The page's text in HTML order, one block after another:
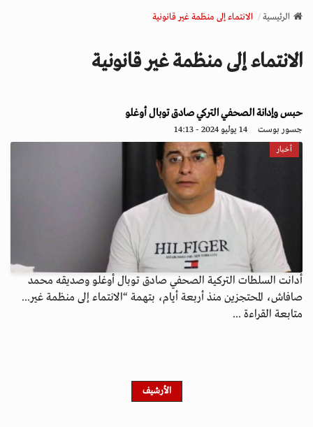
v
a
o
n
الرئيسية الانتماء إلى منظمة غير قانونية
الانتماء إلى منظمة غير قانونية
حبس وإدانة الصحفي التركي صادق توبال أوغلو
جسور بوست 14 يوليو 2024 - 14:13
أخبار
أدانت السلطات التركية الصحفي صادق توبال أوغلو وصديقه محمد
صافاش، المحتجزين منذ أربعة أيام، بتهمة “الانتماء إلى منظمة غير...
متابعة القراءة ...
الأرشيف